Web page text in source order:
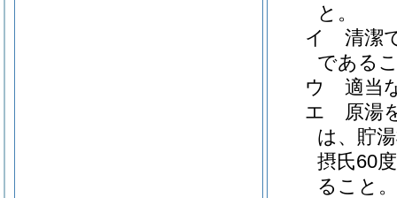
と。
イ
清潔
である
ウ
適当
エ
原湯
は、貯
摂氏60
ること。